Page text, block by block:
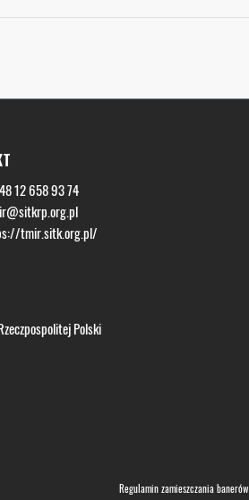
12 658 93 74
tmir.sitk.org.pl/
Polski
Regulamin zamieszczania banerów